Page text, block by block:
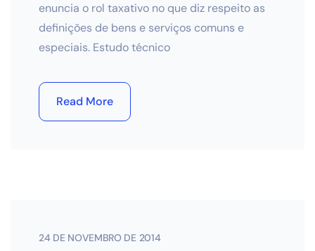
enuncia o rol taxativo no que diz respeito as
definições de bens e serviços comuns e
especiais. Estudo técnico
Read More
24 DE NOVEMBRO DE 2014